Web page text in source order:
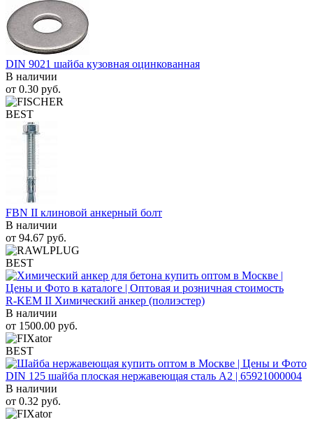
DIN 9021 шайба кузовная оцинкованная
В наличии
от 0.30 руб.
BEST
FBN II клиновой анкерный болт
В наличии
от 94.67 руб.
BEST
R-KEM II Химический анкер (полиэстер)
В наличии
от 1500.00 руб.
BEST
DIN 125 шайба плоская нержавеющая сталь A2 | 65921000004
В наличии
от 0.32 руб.